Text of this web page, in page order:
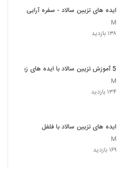
ایده های تزیین سالاد - سفره آرایی
M
۱۳۸ بازدید
5 آموزش تزیین سالاد با ایده های زیبا
M
۱۳۴ بازدید
ایده های تزیین سالاد با فلفل
M
۱۶۹ بازدید